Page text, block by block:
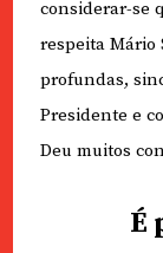
considerar-se
respeita Mário
profundas,
Presidente e
Deu muitos
É